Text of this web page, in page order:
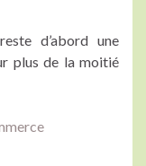
d’abord une
plus de la moitié